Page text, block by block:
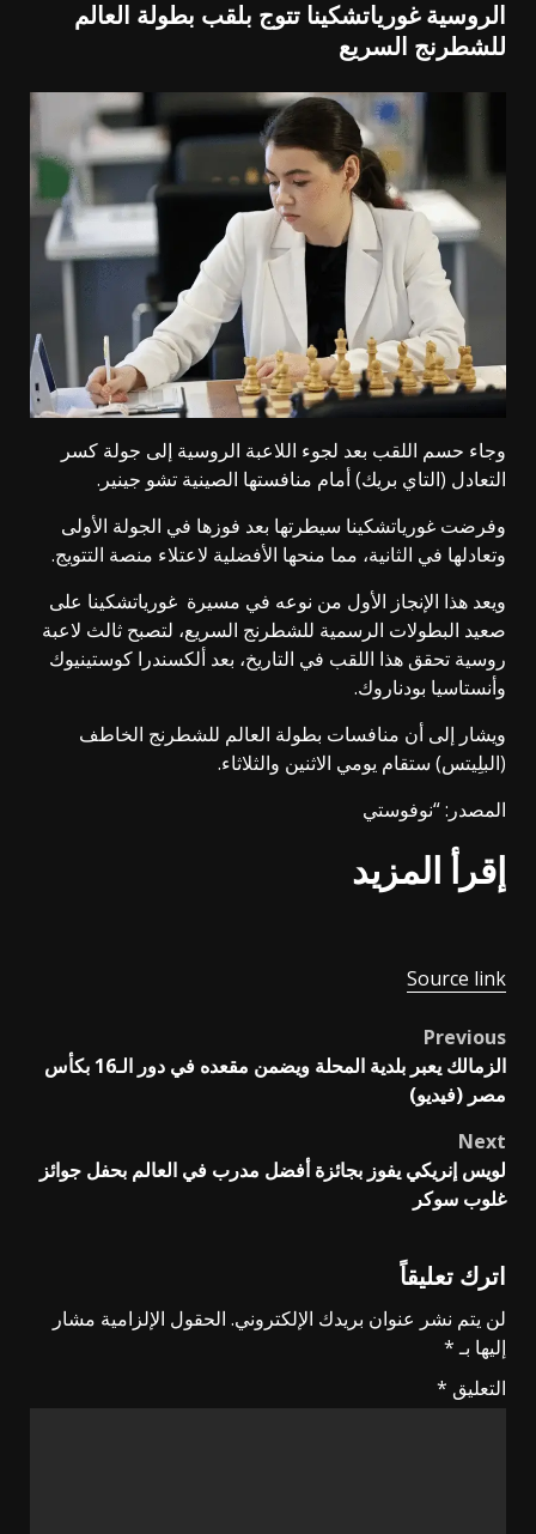
الروسية غورياتشكينا تتوج بلقب بطولة العالم
للشطرنج السريع
وجاء حسم اللقب بعد لجوء اللاعبة الروسية إلى جولة كسر
التعادل (التاي بريك) أمام منافستها الصينية تشو جينير.
وفرضت غورياتشكينا سيطرتها بعد فوزها في الجولة الأولى
وتعادلها في الثانية، مما منحها الأفضلية لاعتلاء منصة التتويج.
ويعد هذا الإنجاز الأول من نوعه في مسيرة غورياتشكينا على
صعيد البطولات الرسمية للشطرنج السريع، لتصبح ثالث لاعبة
روسية تحقق هذا اللقب في التاريخ، بعد ألكسندرا كوستينيوك
وأنستاسيا بودناروك.
ويشار إلى أن منافسات بطولة العالم للشطرنج الخاطف
(البلِيتس) ستقام يومي الاثنين والثلاثاء.
المصدر: “نوفوستي
إقرأ المزيد
Source link
Post
navigation
Previous
الزمالك يعبر بلدية المحلة ويضمن مقعده في دور الـ16 بكأس
مصر (فيديو)
Next
لويس إنريكي يفوز بجائزة أفضل مدرب في العالم بحفل جوائز
غلوب سوكر
اترك تعليقاً
لن يتم نشر عنوان بريدك الإلكتروني. الحقول الإلزامية مشار
إليها بـ*
التعليق *